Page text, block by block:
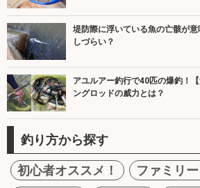
堤防際に浮いている魚の亡骸が
しづらい？
アユルアー釣行で40匹の爆釣！
ングロッドの威力とは？
釣り方から探す
初心者オススメ！
ファミリ